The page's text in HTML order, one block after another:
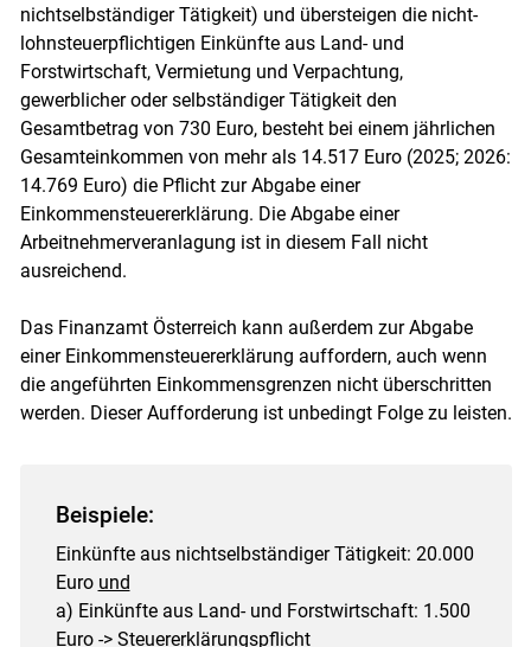
nichtselbständiger Tätigkeit) und übersteigen die nicht-
lohnsteuerpflichtigen Einkünfte aus Land- und
Forstwirtschaft, Vermietung und Verpachtung,
gewerblicher oder selbständiger Tätigkeit den
Gesamtbetrag von 730 Euro, besteht bei einem jährlichen
Gesamteinkommen von mehr als 14.517 Euro (2025; 2026:
14.769 Euro) die Pflicht zur Abgabe einer
Einkommensteuererklärung. Die Abgabe einer
Arbeitnehmerveranlagung ist in diesem Fall nicht
ausreichend.
Das Finanzamt Österreich kann außerdem zur Abgabe
einer Einkommensteuererklärung auffordern, auch wenn
die angeführten Einkommensgrenzen nicht überschritten
werden. Dieser Aufforderung ist unbedingt Folge zu leisten.
Beispiele:
Einkünfte aus nichtselbständiger Tätigkeit: 20.000
Euro und
a) Einkünfte aus Land- und Forstwirtschaft: 1.500
Euro -> Steuererklärungspflicht